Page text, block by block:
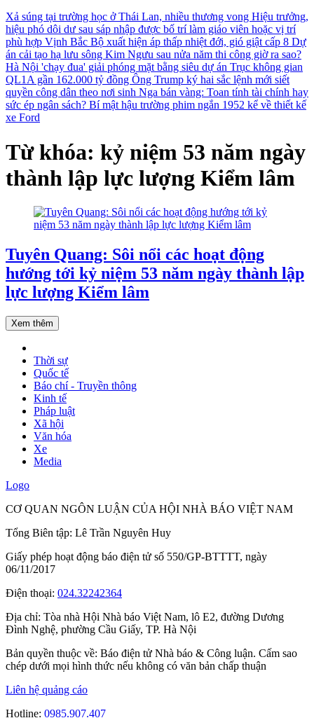
Xả súng tại trường học ở Thái Lan, nhiều thương vong Hiệu trưởng,
hiệu phó dôi dư sau sáp nhập được bố trí làm giáo viên hoặc vị trí
phù hợp Vịnh Bắc Bộ xuất hiện áp thấp nhiệt đới, gió giật cấp 8 Dự
án cải tạo hạ lưu sông Kim Ngưu sau nửa năm thi công giờ ra sao?
Hà Nội 'chạy đua' giải phóng mặt bằng siêu dự án Trục không gian
QL1A gần 162.000 tỷ đồng Ông Trump ký hai sắc lệnh mới siết
quyền công dân theo nơi sinh Nga bán vàng: Toan tính tài chính hay
sức ép ngân sách? Bí mật hậu trường phim ngắn 1952 kể về thiết kế
xe Ford
Từ khóa: kỷ niệm 53 năm ngày
thành lập lực lượng Kiểm lâm
Tuyên Quang: Sôi nổi các hoạt động
hướng tới kỷ niệm 53 năm ngày thành lập
lực lượng Kiểm lâm
Xem thêm
Thời sự
Quốc tế
Báo chí - Truyền thông
Kinh tế
Pháp luật
Xã hội
Văn hóa
Xe
Media
Logo
CƠ QUAN NGÔN LUẬN CỦA HỘI NHÀ BÁO VIỆT NAM
Tổng Biên tập: Lê Trần Nguyên Huy
Giấy phép hoạt động báo điện tử số 550/GP-BTTTT, ngày
06/11/2017
Điện thoại: 024.32242364
Địa chỉ: Tòa nhà Hội Nhà báo Việt Nam, lô E2, đường Dương
Đình Nghệ, phường Cầu Giấy, TP. Hà Nội
Bản quyền thuộc về: Báo điện tử Nhà báo & Công luận. Cấm sao
chép dưới mọi hình thức nếu không có văn bản chấp thuận
Liên hệ quảng cáo
Hotline: 0985.907.407